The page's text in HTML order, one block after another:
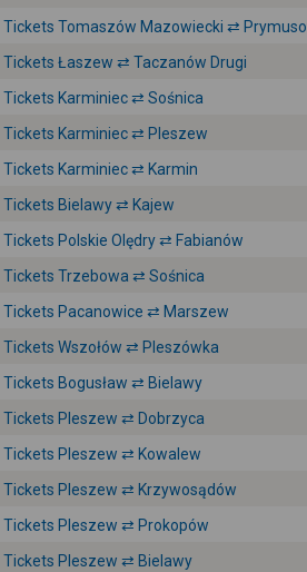
Tickets Tomaszów Mazowiecki ⇄
Tickets Łaszew ⇄ Taczanów Drugi
Tickets Karminiec ⇄ Sośnica
Tickets Karminiec ⇄ Pleszew
Tickets Karminiec ⇄ Karmin
Tickets Bielawy ⇄ Kajew
Tickets Polskie Olędry ⇄ Fabianów
Tickets Trzebowa ⇄ Sośnica
Tickets Pacanowice ⇄ Marszew
Tickets Wszołów ⇄ Pleszówka
Tickets Bogusław ⇄ Bielawy
Tickets Pleszew ⇄ Dobrzyca
Tickets Pleszew ⇄ Kowalew
Tickets Pleszew ⇄ Krzywosądów
Tickets Pleszew ⇄ Prokopów
Tickets Pleszew ⇄ Bielawy